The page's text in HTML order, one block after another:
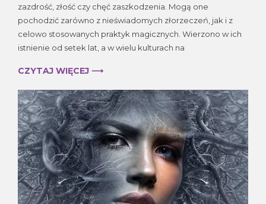
je
rozpoznać
i
skutecznie
zazdrość, złość czy chęć zaszkodzenia. Mogą one
pochodzić zarówno z nieświadomych złorzeczeń, jak i z
celowo stosowanych praktyk magicznych. Wierzono w ich
istnienie od setek lat, a w wielu kulturach na
CZYTAJ WIĘCEJ ⟶